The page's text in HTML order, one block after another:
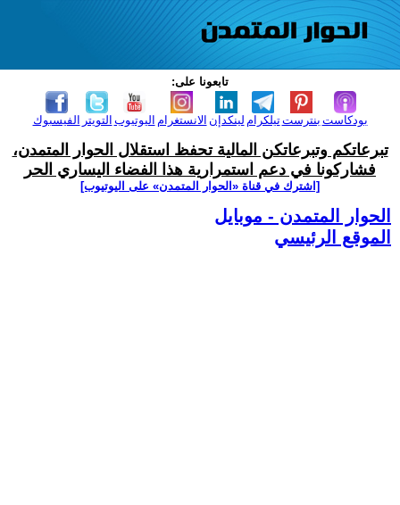
تابعونا على:
الفيسبوك التويتر اليوتيوب الانستغرام لينكدإن تيلكرامبنترست بودكاست
تبرعاتكم وتبرعاتكن المالية تحفظ استقلال الحوار المتمدن،
فشاركونا في دعم استمرارية هذا الفضاء اليساري الحر
[اشترك في قناة ‫«الحوار المتمدن» على اليوتيوب]
الحوار المتمدن - موبايل
الموقع الرئيسي